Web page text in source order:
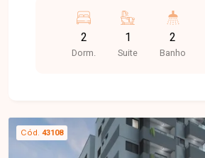
2
Dorm.
1
Suite
2
Banho
Cód. 43108